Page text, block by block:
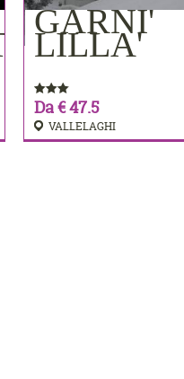
GARNI'
LILLA'
Da € 47.5
VALLELAGHI
PRENOTA